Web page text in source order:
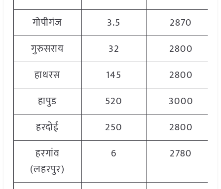
गोपीगंज
3.5
2870
गुरुसराय
32
2800
हाथरस
145
2800
हापुड
520
3000
हरदोई
250
2800
हरगांव
(लहरपुर)
6 2780